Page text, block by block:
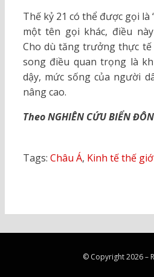
Thế kỷ 21 có thể được gọi là
một tên gọi khác, điều
Cho dù tăng trưởng thực tế
song điều quan trọng là
dậy, mức sống của người
nâng cao.
Theo NGHIÊN CỨU BIỂN
Tags: Châu Á, Kinh tế thế
© Copyright 2026 –